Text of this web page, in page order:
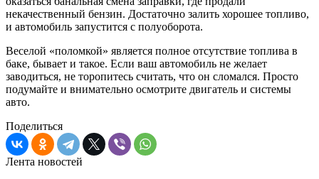
некачественный бензин. Достаточно залить хорошее топливо,
и автомобиль запустится с полуоборота.
Веселой «поломкой» является полное отсутствие топлива в
баке, бывает и такое. Если ваш автомобиль не желает
заводиться, не торопитесь считать, что он сломался. Просто
подумайте и внимательно осмотрите двигатель и системы
авто.
Поделиться
Лента новостей